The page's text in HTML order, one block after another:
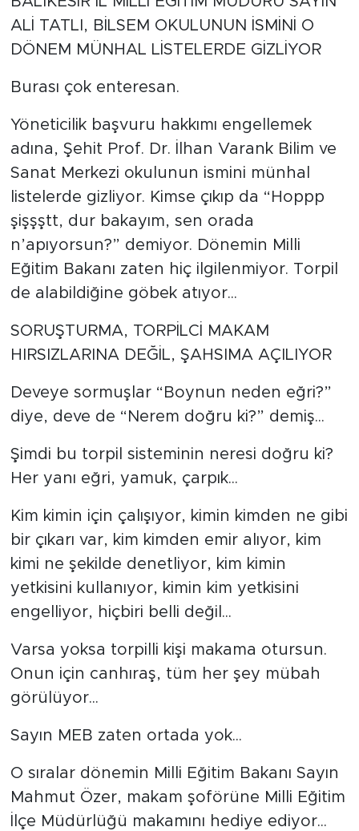
ALİ TATLI, BİLSEM OKULUNUN İSMİNİ O
DÖNEM MÜNHAL LİSTELERDE GİZLİYOR
Burası çok enteresan.
Yöneticilik başvuru hakkımı engellemek
adına, Şehit Prof. Dr. İlhan Varank Bilim ve
Sanat Merkezi okulunun ismini münhal
listelerde gizliyor. Kimse çıkıp da “Hoppp
şişşştt, dur bakayım, sen orada
n’apıyorsun?” demiyor. Dönemin Milli
Eğitim Bakanı zaten hiç ilgilenmiyor. Torpil
de alabildiğine göbek atıyor...
SORUŞTURMA, TORPİLCİ MAKAM
HIRSIZLARINA DEĞİL, ŞAHSIMA AÇILIYOR
Deveye sormuşlar “Boynun neden eğri?”
diye, deve de “Nerem doğru ki?” demiş...
Şimdi bu torpil sisteminin neresi doğru ki?
Her yanı eğri, yamuk, çarpık...
Kim kimin için çalışıyor, kimin kimden ne gibi
bir çıkarı var, kim kimden emir alıyor, kim
kimi ne şekilde denetliyor, kim kimin
yetkisini kullanıyor, kimin kim yetkisini
engelliyor, hiçbiri belli değil...
Varsa yoksa torpilli kişi makama otursun.
Onun için canhıraş, tüm her şey mübah
görülüyor...
Sayın MEB zaten ortada yok...
O sıralar dönemin Milli Eğitim Bakanı Sayın
Mahmut Özer, makam şoförüne Milli Eğitim
İlçe Müdürlüğü makamını hediye ediyor...